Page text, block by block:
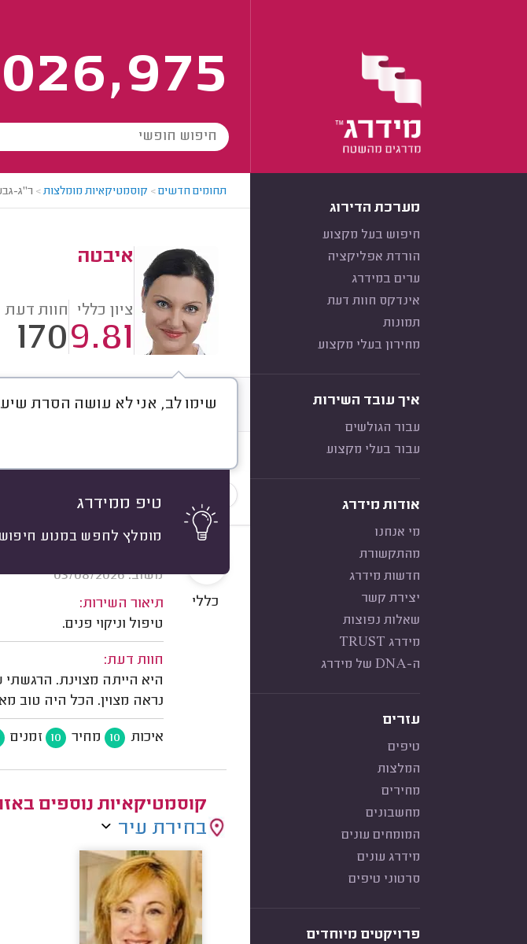
מערכת הדירוג
חיפוש בעל מקצוע
הורדת אפליקציה
ערים במידרג
אינדקס חוות דעת
תמונות
מחירון בעלי מקצוע
איך עובד השירות
עבור הגולשים
עבור בעלי מקצוע
אודות מידרג
מי אנחנו
מהתקשורת
חדשות מידרג
יצירת קשר
שאלות נפוצות
מידרג TRUST
ה-DNA של מידרג
עזרים
טיפים
המלצות
מחירים
מחשבונים
המומחים עונים
מידרג עונים
סרטוני טיפים
פרויקטים מיוחדים
תחומים חדשים> קוסמטיקאיות מומלצות> ר"ג-
איבטה
ציון כללי
9.81
חוות דעת
170
שימו לב, אני לא עושה הסרת
טיפ ממידרג
מומלץ לחפש במנוע
דברו איתי חוות דעת
טיפולי פנים
משוב: 03/08/2026
תיאור השירות:
טיפול וניקוי פנים.
חוות דעת:
היא הייתה מצוינת.
נראה מצוין. הכל היה טוב
איכות 10 מחיר 10 זמנים
10
כללי
קוסמטיקאיות נוספים
בחירת עיר